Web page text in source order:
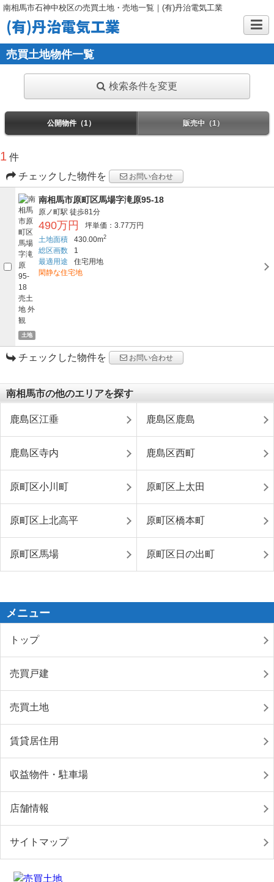
南相馬市石神中校区の売買土地・売地一覧｜(有)丹治電気工業
(有)丹治電気工業
売買土地物件一覧
検索条件を変更
公開物件（1） 販売中（1）
1 件
チェックした物件を
お問い合わせ
土地
南相馬市原町区馬場字滝原95-18
原ノ町駅 徒歩81分
490万円
坪単価：3.77万円
土地面積
430.00m2
総区画数
1
最適用途
住宅用地
閑静な住宅地
チェックした物件を お問い合わせ
南相馬市の他のエリアを探す
鹿島区江垂 鹿島区鹿島
鹿島区寺内 鹿島区西町
原町区小川町 原町区上太田
原町区上北高平 原町区橋本町
原町区馬場 原町区日の出町
メニュー
トップ
売買戸建
売買土地
賃貸居住用
収益物件・駐車場
店舗情報
サイトマップ